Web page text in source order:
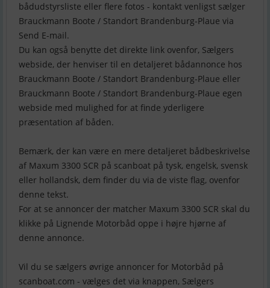
bådudstyrsliste eller flere fotos - kontakt venligst sælger
Brauckmann Boote / Standort Brandenburg-Plaue via
Send E-mail.
Du kan også benytte det direkte link ovenfor, Sælgers
webside, der henviser til en detaljeret bådannonce hos
Brauckmann Boote / Standort Brandenburg-Plaue eller
Brauckmann Boote / Standort Brandenburg-Plaue egen
webside med mulighed for at finde yderligere
præsentation af båden.
Bemærk, der kan være en mere detaljeret bådbeskrivelse
af Maxum 3300 SCR på scanboat på tysk, engelsk, svensk
eller hollandsk, dem finder du via de viste flag, ovenfor
denne tekst.
For at se annoncer der matcher Maxum 3300 SCR skal du
klikke på Lignende Motorbåd oppe i højre hjørne af
denne annonce.
Vil du se sælgers øvrige annoncer for Motorbåd på
scanboat.com - vælges det via knappen, Sælgers